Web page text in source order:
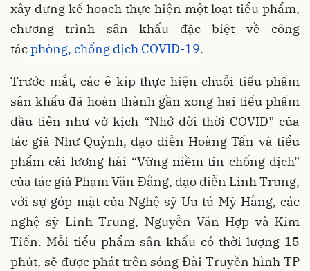
xây dựng kế hoạch thực hiện một loạt tiểu phẩm,
chương trình sân khấu đặc biệt về công
tácphòng, chống dịch COVID-19.
Trước mắt, các ê-kíp thực hiện chuỗi tiểu phẩm
sân khấu đã hoàn thành gần xong hai tiểu phẩm
đầu tiên như vở kịch “Nhớ đời thời COVID” của
tác giả Như Quỳnh, đạo diễn Hoàng Tấn và tiểu
phẩm cải lương hài “Vững niềm tin chống dịch”
của tác giả Phạm Văn Đằng, đạo diễn Linh Trung,
với sự góp mặt của Nghệ sỹ Ưu tú Mỹ Hằng, các
nghệ sỹ Linh Trung, Nguyễn Văn Hợp và Kim
Tiến. Mỗi tiểu phẩm sân khấu có thời lượng 15
phút, sẽ được phát trên sóng Đài Truyền hình TP